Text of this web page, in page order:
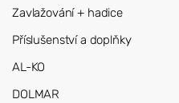
Zavlažování + hadice
Příslušenství a doplňky
AL-KO
DOLMAR